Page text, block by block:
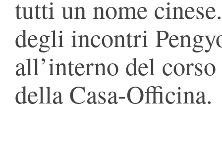
tutti un nome
degli incontri
all’interno del
della Casa-Officina.